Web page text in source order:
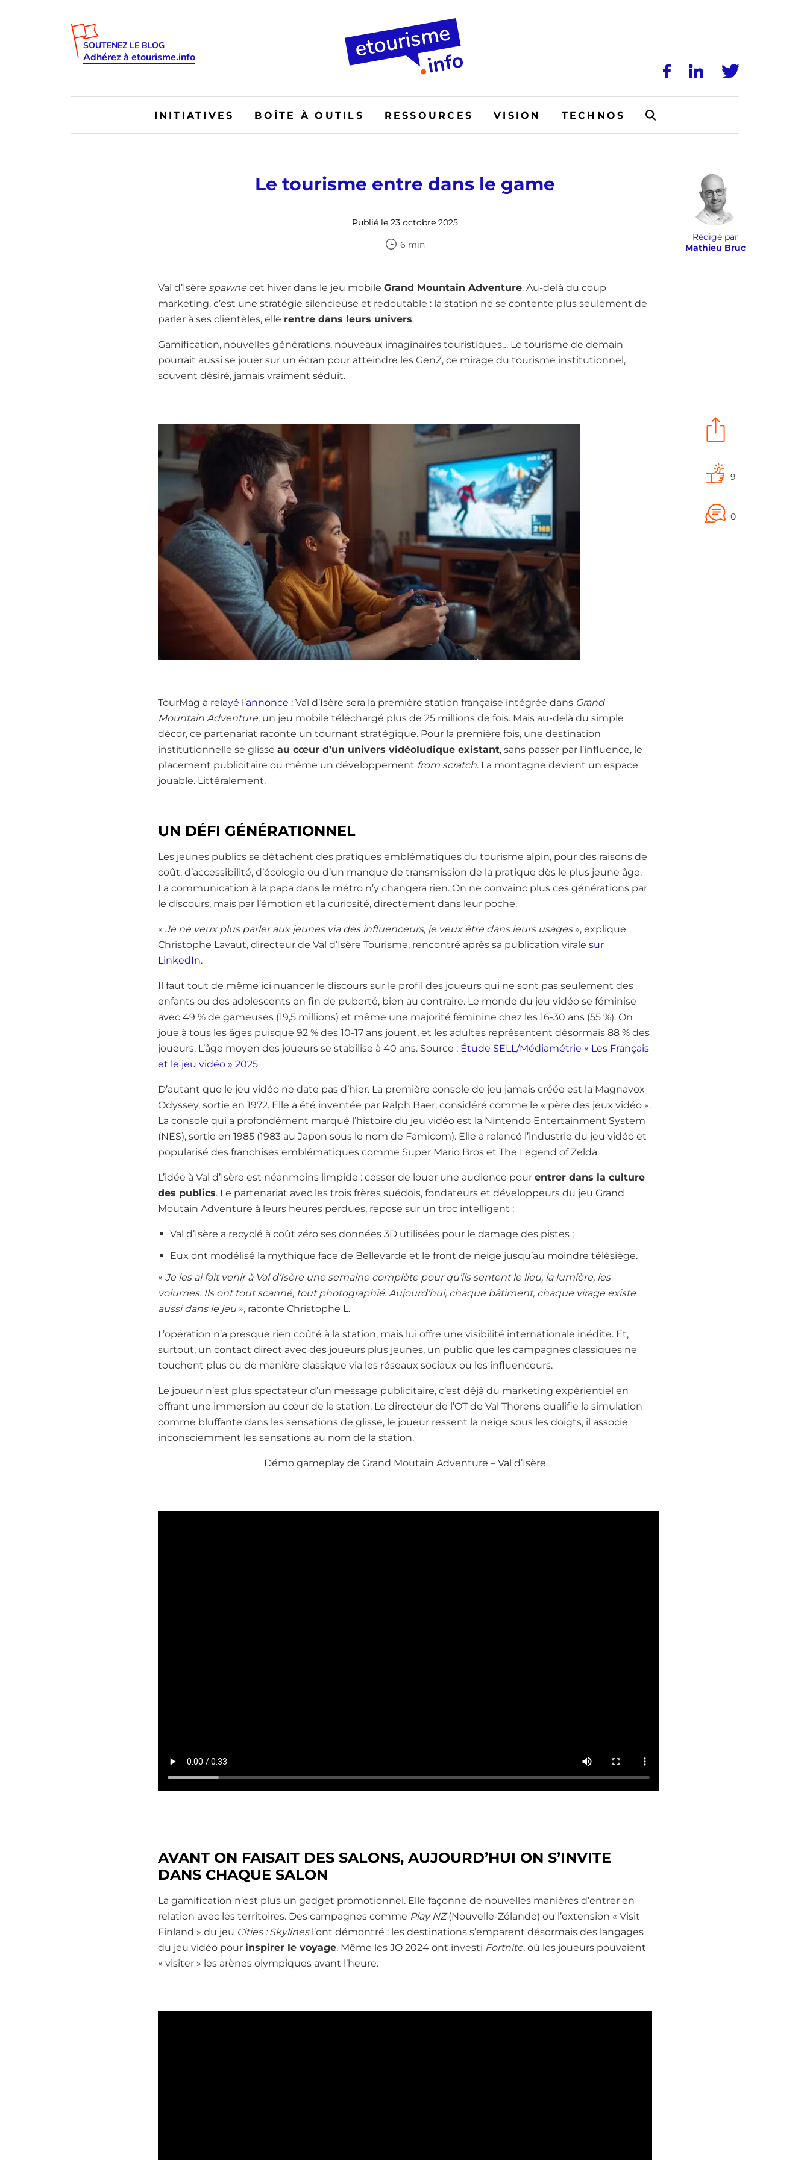
SOUTENEZ LE BLOG
Adhérez à etourisme.info
INITIATIVES BOÎTE À OUTILS RESSOURCES VISION TECHNOS
Le tourisme entre dans le game
Publié le 23 octobre 2025
6 min
Rédigé par
Mathieu Bruc
9
0
Val d’Isère spawne cet hiver dans le jeu mobile Grand Mountain Adventure. Au-delà du coup
marketing, c’est une stratégie silencieuse et redoutable : la station ne se contente plus seulement de
parler à ses clientèles, elle rentre dans leurs univers.
Gamification, nouvelles générations, nouveaux imaginaires touristiques… Le tourisme de demain
pourrait aussi se jouer sur un écran pour atteindre les GenZ, ce mirage du tourisme institutionnel,
souvent désiré, jamais vraiment séduit.
TourMag a relayé l’annonce : Val d’Isère sera la première station française intégrée dans Grand
Mountain Adventure, un jeu mobile téléchargé plus de 25 millions de fois. Mais au-delà du simple
décor, ce partenariat raconte un tournant stratégique. Pour la première fois, une destination
institutionnelle se glisse au cœur d’un univers vidéoludique existant, sans passer par l’influence, le
placement publicitaire ou même un développement from scratch. La montagne devient un espace
jouable. Littéralement.
UN DÉFI GÉNÉRATIONNEL
Les jeunes publics se détachent des pratiques emblématiques du tourisme alpin, pour des raisons de
coût, d’accessibilité, d’écologie ou d’un manque de transmission de la pratique dès le plus jeune âge.
La communication à la papa dans le métro n’y changera rien. On ne convainc plus ces générations par
le discours, mais par l’émotion et la curiosité, directement dans leur poche.
« Je ne veux plus parler aux jeunes via des influenceurs, je veux être dans leurs usages», explique
Christophe Lavaut, directeur de Val d’Isère Tourisme, rencontré après sa publication virale sur
LinkedIn.
Il faut tout de même ici nuancer le discours sur le profil des joueurs qui ne sont pas seulement des
enfants ou des adolescents en fin de puberté, bien au contraire. Le monde du jeu vidéo se féminise
avec 49 % de gameuses (19,5 millions) et même une majorité féminine chez les 16-30 ans (55 %). On
joue à tous les âges puisque 92 % des 10-17 ans jouent, et les adultes représentent désormais 88 % des
joueurs. L’âge moyen des joueurs se stabilise à 40 ans. Source : Étude SELL/Médiamétrie « Les Français
et le jeu vidéo » 2025
D’autant que le jeu vidéo ne date pas d’hier. La première console de jeu jamais créée est la Magnavox
Odyssey, sortie en 1972. Elle a été inventée par Ralph Baer, considéré comme le « père des jeux vidéo ».
La console qui a profondément marqué l’histoire du jeu vidéo est la Nintendo Entertainment System
(NES), sortie en 1985 (1983 au Japon sous le nom de Famicom). Elle a relancé l’industrie du jeu vidéo et
popularisé des franchises emblématiques comme Super Mario Bros et The Legend of Zelda.
L’idée à Val d’Isère est néanmoins limpide : cesser de louer une audience pour entrer dans la culture
des publics. Le partenariat avec les trois frères suédois, fondateurs et développeurs du jeu Grand
Moutain Adventure à leurs heures perdues, repose sur un troc intelligent :
Val d’Isère a recyclé à coût zéro ses données 3D utilisées pour le damage des pistes ;
Eux ont modélisé la mythique face de Bellevarde et le front de neige jusqu’au moindre télésiège.
« Je les ai fait venir à Val d’Isère une semaine complète pour qu’ils sentent le lieu, la lumière, les
volumes. Ils ont tout scanné, tout photographié. Aujourd’hui, chaque bâtiment, chaque virage existe
aussi dans le jeu », raconte Christophe L.
L’opération n’a presque rien coûté à la station, mais lui offre une visibilité internationale inédite. Et,
surtout, un contact direct avec des joueurs plus jeunes, un public que les campagnes classiques ne
touchent plus ou de manière classique via les réseaux sociaux ou les influenceurs.
Le joueur n’est plus spectateur d’un message publicitaire, c’est déjà du marketing expérientiel en
offrant une immersion au cœur de la station. Le directeur de l’OT de Val Thorens qualifie la simulation
comme bluffante dans les sensations de glisse, le joueur ressent la neige sous les doigts, il associe
inconsciemment les sensations au nom de la station.
Démo gameplay de Grand Moutain Adventure – Val d’Isère
AVANT ON FAISAIT DES SALONS, AUJOURD’HUI ON S’INVITE
DANS CHAQUE SALON
La gamification n’est plus un gadget promotionnel. Elle façonne de nouvelles manières d’entrer en
relation avec les territoires. Des campagnes comme Play NZ(Nouvelle-Zélande) ou l’extension « Visit
Finland » du jeu Cities : Skylinesl’ont démontré : les destinations s’emparent désormais des langages
du jeu vidéo pour inspirer le voyage. Même les JO 2024 ont investi Fortnite, où les joueurs pouvaient
« visiter » les arènes olympiques avant l’heure.